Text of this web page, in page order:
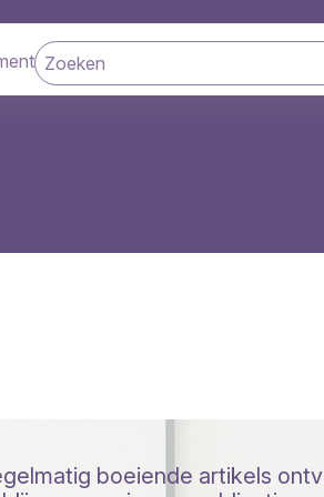
boeiende artikels